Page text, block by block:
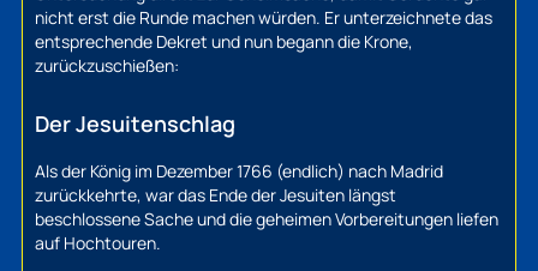
nicht erst die Runde machen würden. Er unterzeichnete das
entsprechende Dekret und nun begann die Krone,
zurückzuschießen:
Der Jesuitenschlag
Als der König im Dezember 1766 (endlich) nach Madrid
zurückkehrte, war das Ende der Jesuiten längst
beschlossene Sache und die geheimen Vorbereitungen liefen
auf Hochtouren.